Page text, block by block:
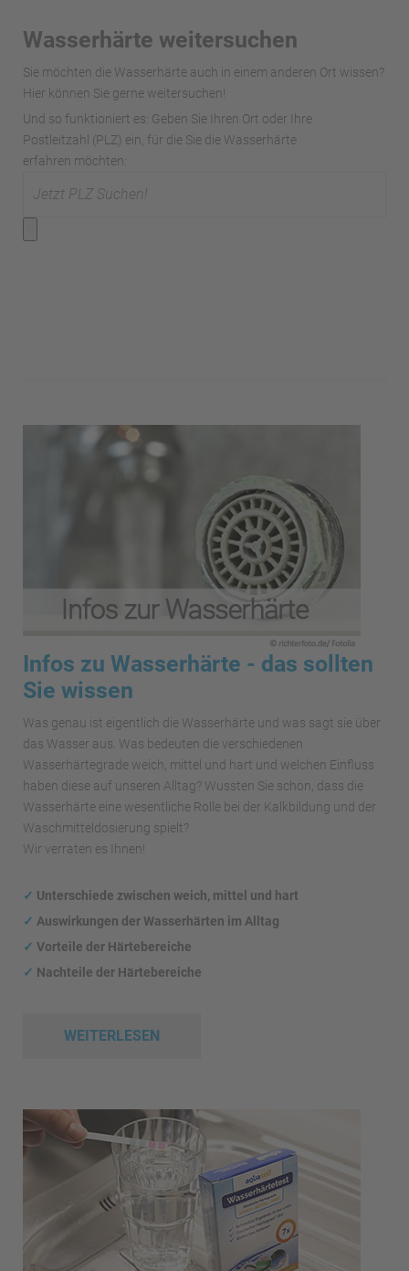
Wasserhärte weitersuchen
Sie möchten die Wasserhärte auch in einem anderen Ort wissen?
Hier können Sie gerne weitersuchen!
Und so funktioniert es: Geben Sie Ihren Ort oder Ihre
Postleitzahl (PLZ) ein, für die Sie die Wasserhärte
erfahren möchten:
Infos zu Wasserhärte - das sollten
Sie wissen
Was genau ist eigentlich die Wasserhärte und was sagt sie über
das Wasser aus. Was bedeuten die verschiedenen
Wasserhärtegrade weich, mittel und hart und welchen Einfluss
haben diese auf unseren Alltag? Wussten Sie schon, dass die
Wasserhärte eine wesentliche Rolle bei der Kalkbildung und der
Waschmitteldosierung spielt?
Wir verraten es Ihnen!
✓ Unterschiede zwischen weich, mittel und hart
✓ Auswirkungen der Wasserhärten im Alltag
✓ Vorteile der Härtebereiche
✓ Nachteile der Härtebereiche
WEITERLESEN